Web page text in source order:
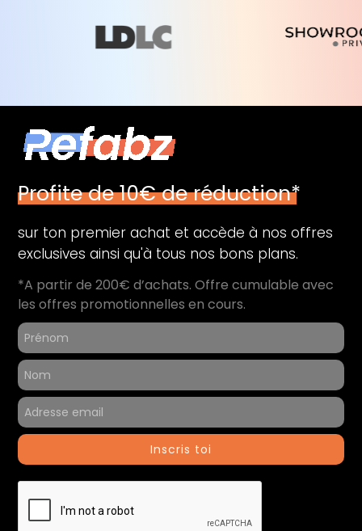
Profite de 10€ de réduction*
sur ton premier achat et accède à nos offres
exclusives ainsi qu'à tous nos bons plans.
*A partir de 200€ d’achats. Offre cumulable avec
les offres promotionnelles en cours.
Inscris toi